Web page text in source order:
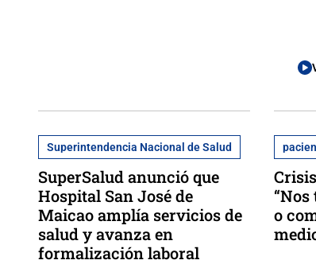
Superintendencia Nacional de Salud
SuperSalud anunció que
Hospital San José de
Maicao amplía servicios de
salud y avanza en
formalización laboral
o